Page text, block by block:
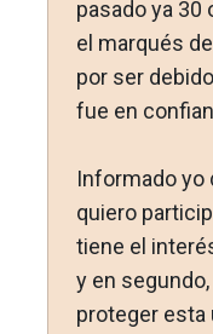
pasado ya 30
el marqués
por ser
fue en
Informado yo
quiero
tiene el
y en
proteger esta